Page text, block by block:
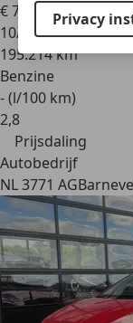
€ 7.449
€ 7.949,-
10/2018
195.214 km
Benzine
- (l/100 km)
2,8
Prijsdaling
Autobedrijf
NL 3771 AG
Privacy